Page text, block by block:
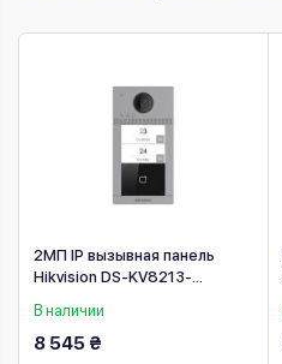
2МП IP вызывная панель
Hikvision DS-KV8213-
В наличии
8 545 ₴